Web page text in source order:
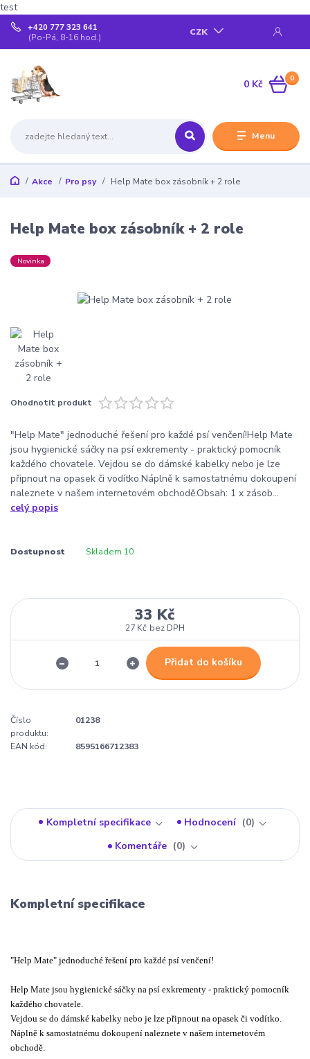
test
Menu
CZK
+420 777 323 641
(Po-Pá, 8-16 hod.)
0
0 Kč
Akce Pro psy Help Mate box zásobník + 2 role
Help Mate box zásobník + 2 role
Novinka
Ohodnotit produkt
"Help Mate" jednoduché řešení pro každé psí venčení!Help Mate
jsou hygienické sáčky na psí exkrementy - praktický pomocník
každého chovatele. Vejdou se do dámské kabelky nebo je lze
připnout na opasek či vodítko.Náplně k samostatnému dokoupení
naleznete v našem internetovém obchodě.Obsah: 1 x zásob...
celý popis
Dostupnost Skladem 10
33 Kč
27 Kč bez DPH
Přidat do košíku
Číslo
produktu:
01238
EAN kód: 8595166712383
Kompletní specifikace Hodnocení
0
Komentáře
0
Kompletní specifikace
"Help Mate" jednoduché řešení pro každé psí venčení!
Help Mate jsou hygienické sáčky na psí exkrementy - praktický pomocník
každého chovatele.
Vejdou se do dámské kabelky nebo je lze připnout na opasek či vodítko.
Náplně k samostatnému dokoupení naleznete v našem internetovém
obchodě.